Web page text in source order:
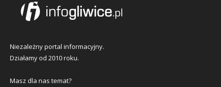
Niezależny portal informacyjny.
Działamy od 2010 roku.
Masz dla nas temat?